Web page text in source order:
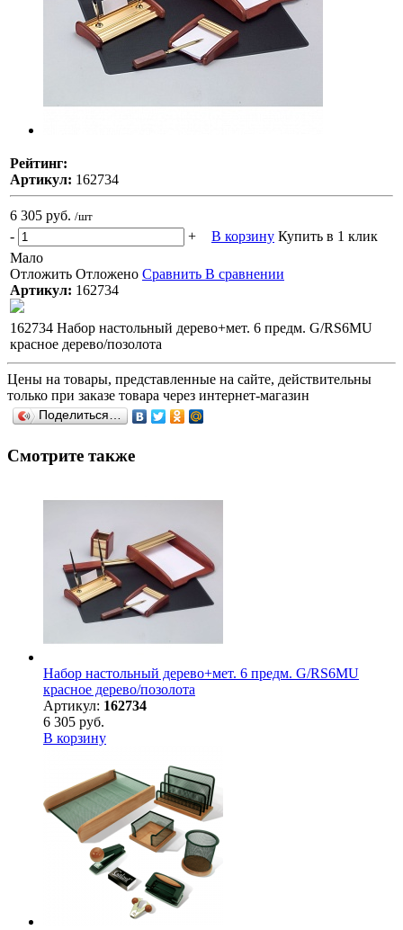
Рейтинг:
Артикул: 162734
6 305 руб. /шт
- + В корзину Купить в 1 клик
Мало
Отложить Отложено Сравнить В сравнении
Артикул: 162734
162734 Набор настольный дерево+мет. 6 предм. G/RS6MU
красное дерево/позолота
Цены на товары, представленные на сайте, действительны
только при заказе товара через интернет-магазин
Поделиться…
Смотрите также
Набор настольный дерево+мет. 6 предм. G/RS6MU
красное дерево/позолота
Артикул: 162734
6 305 руб.
В корзину